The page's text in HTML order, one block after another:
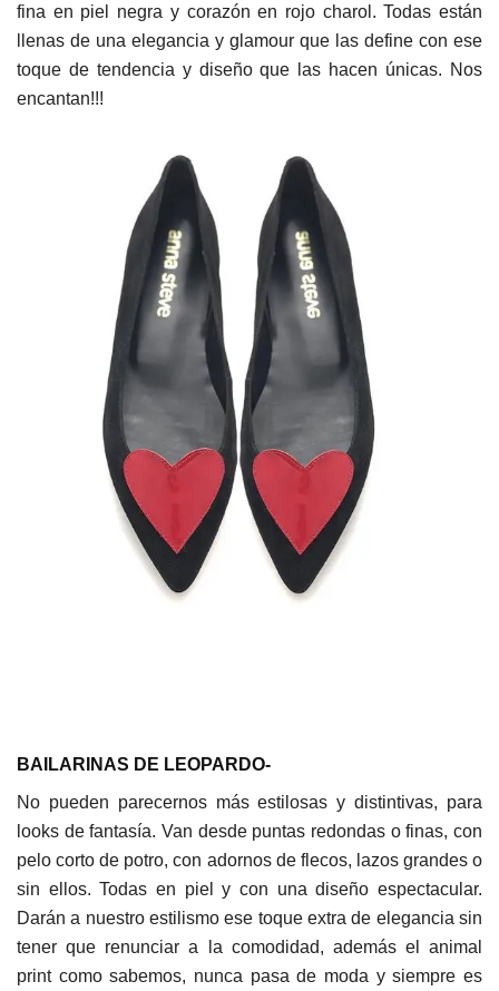
fina en piel negra y corazón en rojo charol. Todas están
llenas de una elegancia y glamour que las define con ese
toque de tendencia y diseño que las hacen únicas. Nos
encantan!!!
BAILARINAS DE LEOPARDO-
No pueden parecernos más estilosas y distintivas, para
looks de fantasía. Van desde puntas redondas o finas, con
pelo corto de potro, con adornos de flecos, lazos grandes o
sin ellos. Todas en piel y con una diseño espectacular.
Darán a nuestro estilismo ese toque extra de elegancia sin
tener que renunciar a la comodidad, además el animal
print como sabemos, nunca pasa de moda y siempre es